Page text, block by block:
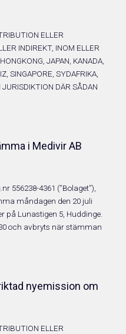
ELLER
INDIREKT, INOM ELLER
JAPAN, KANADA,
SINGAPORE, SYDAFRIKA,
DÄR SÅDAN
i Medivir AB
556238-4361 (”Bolaget”),
måndagen den 20 juli
på Lunastigen 5, Huddinge.
och avbryts när stämman
nyemission om
ELLER